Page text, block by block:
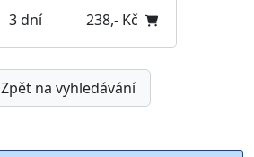
3 dní 238,- Kč
Zpět na vyhledávání